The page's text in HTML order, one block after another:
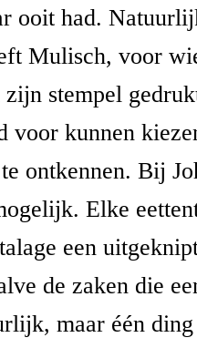
ooit had.
Mulisch, voor
stempel
voor kunnen
ontkennen. Bij
Elke
een
de zaken die
maar één